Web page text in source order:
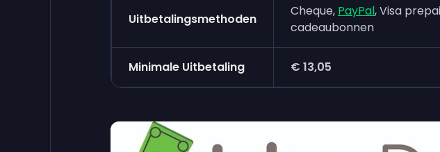
Uitbetalingsmethoden
Cheque, PayPal, Visa
cadeaubonnen
Minimale Uitbetaling € 13,05